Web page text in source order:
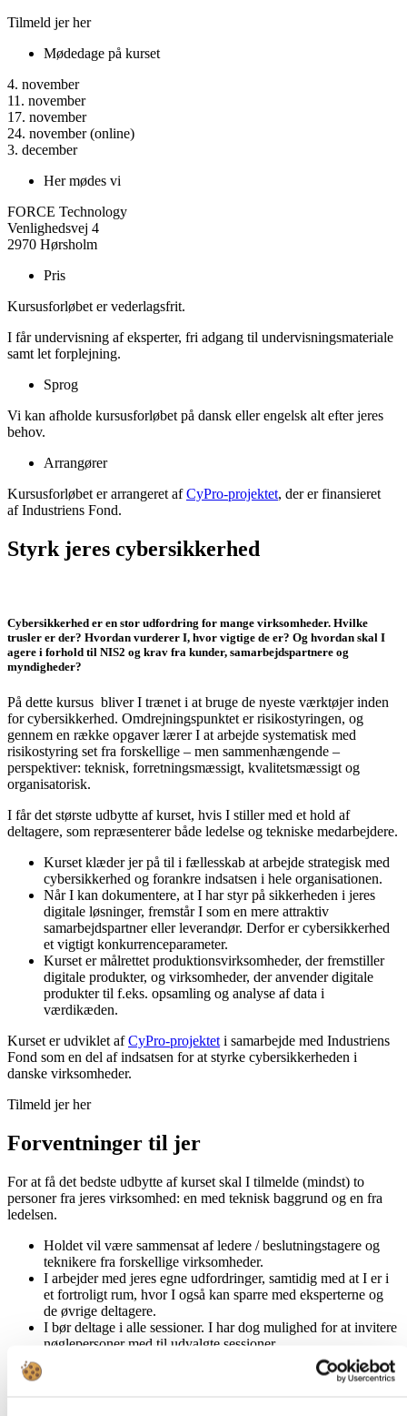
Tilmeld jer her
Mødedage på kurset​
4. november
11. november
17. november
24. november (online)
3. december
Her mødes vi
FORCE Technology
Venlighedsvej 4
2970 Hørsholm
Pris
Kursusforløbet er vederlagsfrit.
I får undervisning af eksperter, fri adgang til undervisningsmateriale
samt let forplejning.
Sprog
Vi kan afholde kursusforløbet på dansk eller engelsk alt efter jeres
behov.
Arrangører
Kursusforløbet er arrangeret afCyPro-projektet, der er finansieret
af Industriens Fond.
Styrk jeres cybersikkerhed
Cybersikkerhed er en stor udfordring for mange virksomheder. Hvilke
trusler er der? Hvordan vurderer I, hvor vigtige de er? Og hvordan skal I
agere i forhold til NIS2 og krav fra kunder, samarbejdspartnere og
myndigheder?
På dette kursus bliver I trænet i at bruge de nyeste værktøjer inden
for cybersikkerhed. Omdrejningspunktet er risikostyringen, og
gennem en række opgaver lærer I at arbejde systematisk med
risikostyring set fra forskellige – men sammenhængende –
perspektiver: teknisk, forretningsmæssigt, kvalitetsmæssigt og
organisatorisk.
I får det største udbytte af kurset, hvis I stiller med et hold af
deltagere, som repræsenterer både ledelse og tekniske medarbejdere.
Kurset klæder jer på til i fællesskab at arbejde strategisk med
cybersikkerhed og forankre indsatsen i hele organisationen.
Når I kan dokumentere, at I har styr på sikkerheden i jeres
digitale løsninger, fremstår I som en mere attraktiv
samarbejdspartner eller leverandør. Derfor er cybersikkerhed
et vigtigt konkurrenceparameter.
Kurset er målrettet produktionsvirksomheder, der fremstiller
digitale produkter, og virksomheder, der anvender digitale
produkter til f.eks. opsamling og analyse af data i
værdikæden.
Kurset er udviklet afCyPro-projektet i samarbejde med Industriens
Fond som en del af indsatsen for at styrke cybersikkerheden i
danske virksomheder.
Tilmeld jer her
Forventninger til jer
For at få det bedste udbytte af kurset skal I tilmelde (mindst) to
personer fra jeres virksomhed: en med teknisk baggrund og en fra
ledelsen.
Holdet vil være sammensat af ledere / beslutningstagere og
teknikere fra forskellige virksomheder.
I arbejder med jeres egne udfordringer, samtidig med at I er i
et fortroligt rum, hvor I også kan sparre med eksperterne og
de øvrige deltagere.
I bør deltage i alle sessioner. I har dog mulighed for at invitere
nøglepersoner med til udvalgte sessioner.
I er indforstået med, at vi efter kurset vil udbrede relevant
ikke-sikkerhedskritisk viden og erfaringer fra jeres case til